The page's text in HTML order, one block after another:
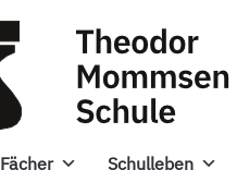
Fächer Schulleben